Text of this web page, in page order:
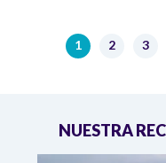
PaginaciónPágina actual
1 Página
2 3
NUESTRA